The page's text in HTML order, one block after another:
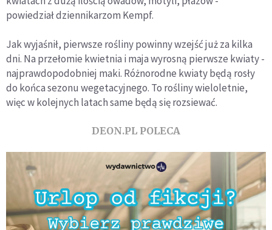
powiedział dziennikarzom Kempf.
Jak wyjaśnił, pierwsze rośliny powinny wzejść już za kilka
dni. Na przełomie kwietnia i maja wyrosną pierwsze kwiaty -
najprawdopodobniej maki. Różnorodne kwiaty będą rosły
do końca sezonu wegetacyjnego. To rośliny wieloletnie,
więc w kolejnych latach same będą się rozsiewać.
DEON.PL POLECA